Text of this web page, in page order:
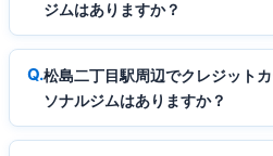
ジムはありますか？
松島二丁目駅周辺でクレジット
ソナルジムはありますか？